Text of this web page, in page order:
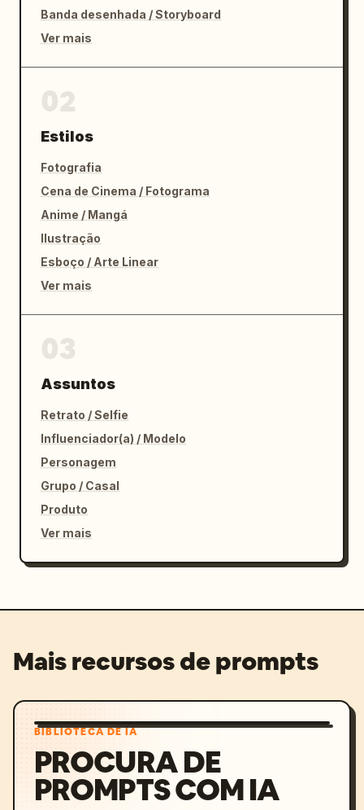
Banda desenhada / Storyboard
Ver mais
Estilos
Fotografia
Cena de Cinema / Fotograma
Anime / Mangá
Ilustração
Esboço / Arte Linear
Ver mais
Assuntos
Retrato / Selfie
Influenciador(a) / Modelo
Personagem
Grupo / Casal
Produto
Ver mais
Mais recursos de prompts
BIBLIOTECA DE IA
PROCURA DE
PROMPTS COM IA